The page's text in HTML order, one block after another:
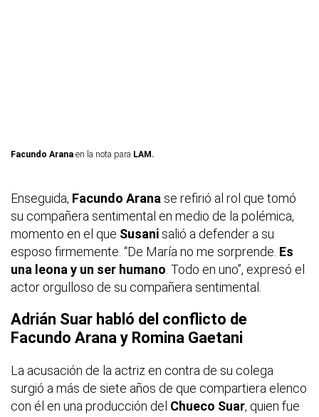
Facundo Arana en la nota para LAM.
Enseguida, Facundo Arana se refirió al rol que tomó
su compañera sentimental en medio de la polémica,
momento en el que Susani salió a defender a su
esposo firmemente. “De María no me sorprende. Es
una leona y un ser humano . Todo en uno”, expresó el
actor orgulloso de su compañera sentimental.
Adrián Suar habló del conflicto de
Facundo Arana y Romina Gaetani
La acusación de la actriz en contra de su colega
surgió a más de siete años de que compartiera elenco
con él en una producción del Chueco Suar, quien fue